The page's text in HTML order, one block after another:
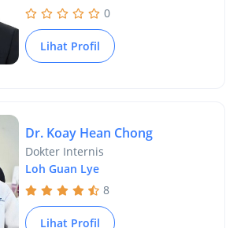
0
Lihat Profil
Dr. Koay Hean Chong
Dokter Internis
Loh Guan Lye
8
Lihat Profil